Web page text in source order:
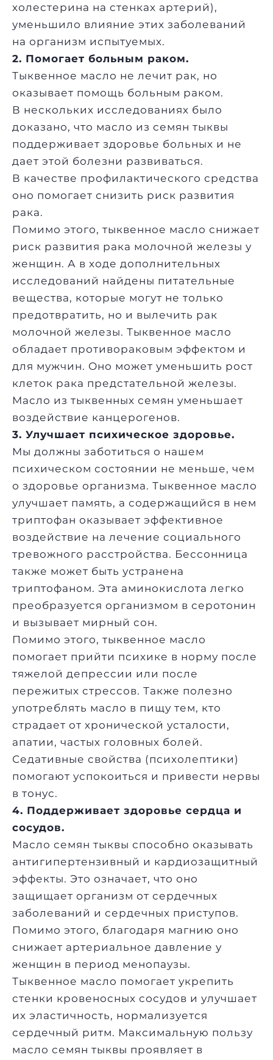
холестерина на стенках артерий),
уменьшило влияние этих заболеваний
на организм испытуемых.
2. Помогает больным раком.
Тыквенное масло не лечит рак, но
оказывает помощь больным раком.
В нескольких исследованиях было
доказано, что масло из семян тыквы
поддерживает здоровье больных и не
дает этой болезни развиваться.
В качестве профилактического средства
оно помогает снизить риск развития
рака.
Помимо этого, тыквенное масло снижает
риск развития рака молочной железы у
женщин. А в ходе дополнительных
исследований найдены питательные
вещества, которые могут не только
предотвратить, но и вылечить рак
молочной железы. Тыквенное масло
обладает противораковым эффектом и
для мужчин. Оно может уменьшить рост
клеток рака предстательной железы.
Масло из тыквенных семян уменьшает
воздействие канцерогенов.
3. Улучшает психическое здоровье.
Мы должны заботиться о нашем
психическом состоянии не меньше, чем
о здоровье организма. Тыквенное масло
улучшает память, а содержащийся в нем
триптофан оказывает эффективное
воздействие на лечение социального
тревожного расстройства. Бессонница
также может быть устранена
триптофаном. Эта аминокислота легко
преобразуется организмом в серотонин
и вызывает мирный сон.
Помимо этого, тыквенное масло
помогает прийти психике в норму после
тяжелой депрессии или после
пережитых стрессов. Также полезно
употреблять масло в пищу тем, кто
страдает от хронической усталости,
апатии, частых головных болей.
Седативные свойства (психолептики)
помогают успокоиться и привести нервы
в тонус.
4. Поддерживает здоровье сердца и
сосудов.
Масло семян тыквы способно оказывать
антигипертензивный и кардиозащитный
эффекты. Это означает, что оно
защищает организм от сердечных
заболеваний и сердечных приступов.
Помимо этого, благодаря магнию оно
снижает артериальное давление у
женщин в период менопаузы.
Тыквенное масло помогает укрепить
стенки кровеносных сосудов и улучшает
их эластичность, нормализуется
сердечный ритм. Максимальную пользу
масло семян тыквы проявляет в